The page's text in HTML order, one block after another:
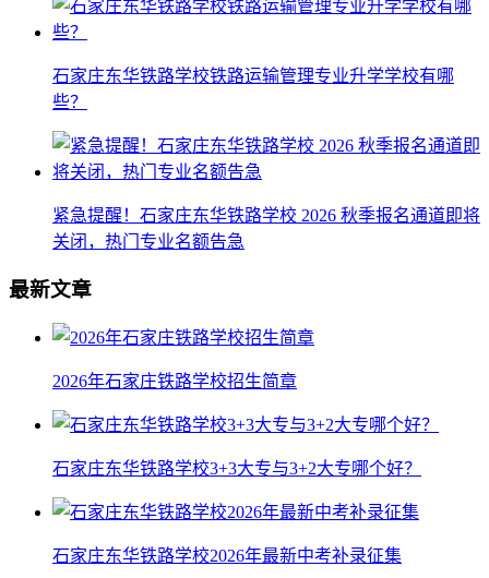
石家庄东华铁路学校铁路运输管理专业升学学校有哪
些？
紧急提醒！石家庄东华铁路学校 2026 秋季报名通道即将
关闭，热门专业名额告急
最新文章
2026年石家庄铁路学校招生简章
石家庄东华铁路学校3+3大专与3+2大专哪个好？
石家庄东华铁路学校2026年最新中考补录征集